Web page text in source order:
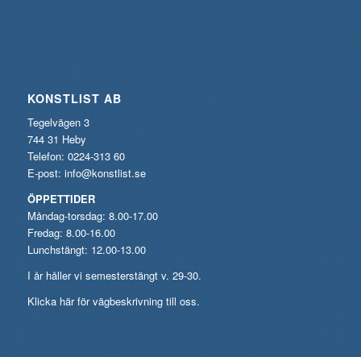
KONSTLIST AB
Tegelvägen 3
744 31 Heby
Telefon: 0224-313 60
E-post: info@konstlist.se
ÖPPETTIDER
Måndag-torsdag: 8.00-17.00
Fredag: 8.00-16.00
Lunchstängt: 12.00-13.00
I år håller vi semesterstängt v. 29-30.
Klicka här för vägbeskrivning till oss.